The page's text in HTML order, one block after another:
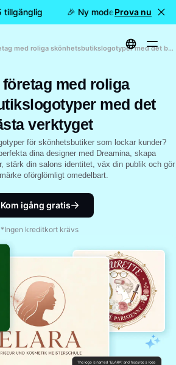
tillgänglig 🎉 Ny modell är här: nu är
Prova nu
Höj ditt företag med roliga skönhetsbutikslogotyper med det bästa verktyget
med roliga
med det
verktyget
för skönhetsbutiker som lockar kunder?
dina designer med Dreamina, skapa
stärk din salons identitet, väx din publik och gör
oförglömligt omedelbart.
Kom igång gratis
*Ingen kreditkort krävs